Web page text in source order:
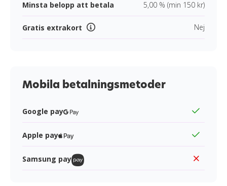
Minsta belopp att betala 5,00 % (min 150 kr)
Gratis extrakort Nej
Mobila betalningsmetoder
Google pay
Apple pay
Samsung pay